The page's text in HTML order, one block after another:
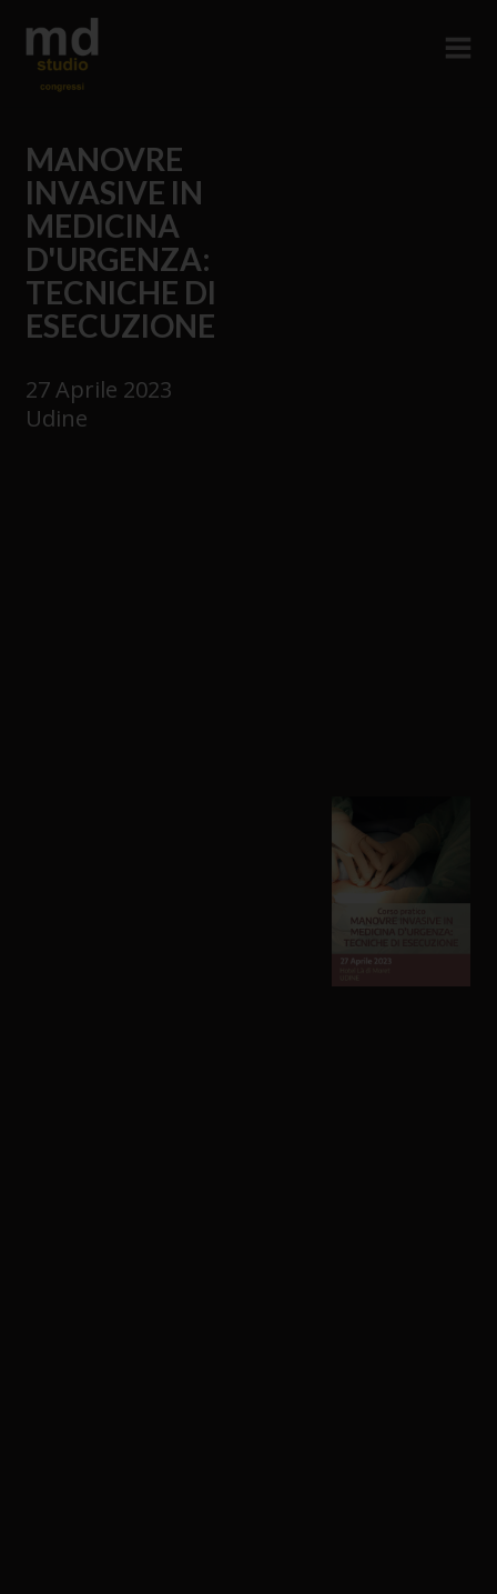
MANOVRE
INVASIVE IN
MEDICINA
D'URGENZA:
TECNICHE DI
ESECUZIONE
27 Aprile 2023
Udine